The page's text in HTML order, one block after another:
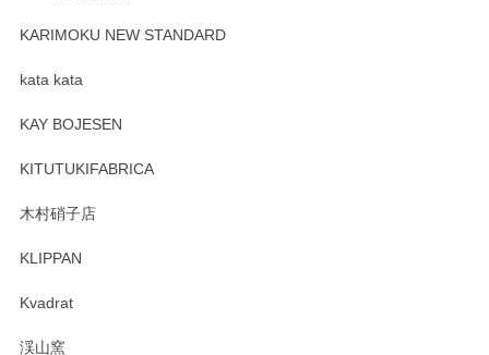
KARIMOKU NEW STANDARD
kata kata
KAY BOJESEN
KITUTUKIFABRICA
木村硝子店
KLIPPAN
Kvadrat
渓山窯